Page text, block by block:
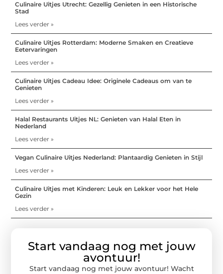
Culinaire Uitjes Utrecht: Gezellig Genieten in een Historische
Stad
Lees verder »
Culinaire Uitjes Rotterdam: Moderne Smaken en Creatieve
Eetervaringen
Lees verder »
Culinaire Uitjes Cadeau Idee: Originele Cadeaus om van te
Genieten
Lees verder »
Halal Restaurants Uitjes NL: Genieten van Halal Eten in
Nederland
Lees verder »
Vegan Culinaire Uitjes Nederland: Plantaardig Genieten in Stijl
Lees verder »
Culinaire Uitjes met Kinderen: Leuk en Lekker voor het Hele
Gezin
Lees verder »
Start vandaag nog met jouw
avontuur!
Start vandaag nog met jouw avontuur! Wacht